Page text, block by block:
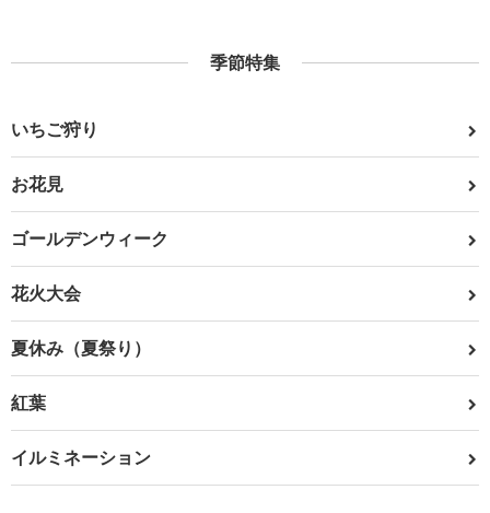
季節特集
いちご狩り
お花見
ゴールデンウィーク
花火大会
夏休み（夏祭り）
紅葉
イルミネーション